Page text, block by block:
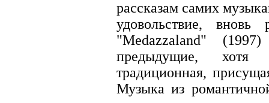
рассказам самих
удовольствие,
"Medazzaland"
предыдущие, хотя
традиционная,
Музыка из